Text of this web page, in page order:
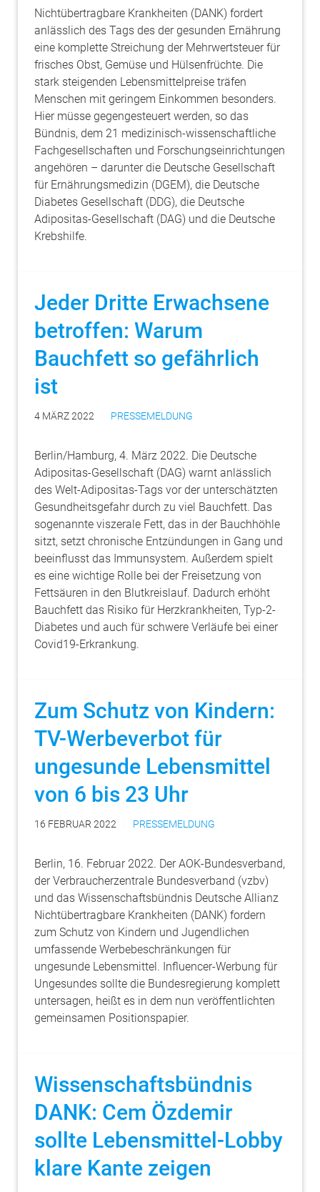
Nichtübertragbare Krankheiten (DANK) fordert
anlässlich des Tags des der gesunden Ernährung
eine komplette Streichung der Mehrwertsteuer für
frisches Obst, Gemüse und Hülsenfrüchte. Die
stark steigenden Lebensmittelpreise träfen
Menschen mit geringem Einkommen besonders.
Hier müsse gegengesteuert werden, so das
Bündnis, dem 21 medizinisch-wissenschaftliche
Fachgesellschaften und Forschungseinrichtungen
angehören – darunter die Deutsche Gesellschaft
für Ernährungsmedizin (DGEM), die Deutsche
Diabetes Gesellschaft (DDG), die Deutsche
Adipositas-Gesellschaft (DAG) und die Deutsche
Krebshilfe.
Jeder Dritte Erwachsene
betroffen: Warum
Bauchfett so gefährlich
ist
4 MÄRZ 2022 PRESSEMELDUNG
Berlin/Hamburg, 4. März 2022. Die Deutsche
Adipositas-Gesellschaft (DAG) warnt anlässlich
des Welt-Adipositas-Tags vor der unterschätzten
Gesundheitsgefahr durch zu viel Bauchfett. Das
sogenannte viszerale Fett, das in der Bauchhöhle
sitzt, setzt chronische Entzündungen in Gang und
beeinflusst das Immunsystem. Außerdem spielt
es eine wichtige Rolle bei der Freisetzung von
Fettsäuren in den Blutkreislauf. Dadurch erhöht
Bauchfett das Risiko für Herzkrankheiten, Typ-2-
Diabetes und auch für schwere Verläufe bei einer
Covid19-Erkrankung.
Zum Schutz von Kindern:
TV-Werbeverbot für
ungesunde Lebensmittel
von 6 bis 23 Uhr
16 FEBRUAR 2022 PRESSEMELDUNG
Berlin, 16. Februar 2022. Der AOK-Bundesverband,
der Verbraucherzentrale Bundesverband (vzbv)
und das Wissenschaftsbündnis Deutsche Allianz
Nichtübertragbare Krankheiten (DANK) fordern
zum Schutz von Kindern und Jugendlichen
umfassende Werbebeschränkungen für
ungesunde Lebensmittel. Influencer-Werbung für
Ungesundes sollte die Bundesregierung komplett
untersagen, heißt es in dem nun veröffentlichten
gemeinsamen Positionspapier.
Wissenschaftsbündnis
DANK: Cem Özdemir
sollte Lebensmittel-Lobby
klare Kante zeigen